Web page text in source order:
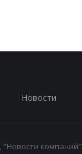
Новости